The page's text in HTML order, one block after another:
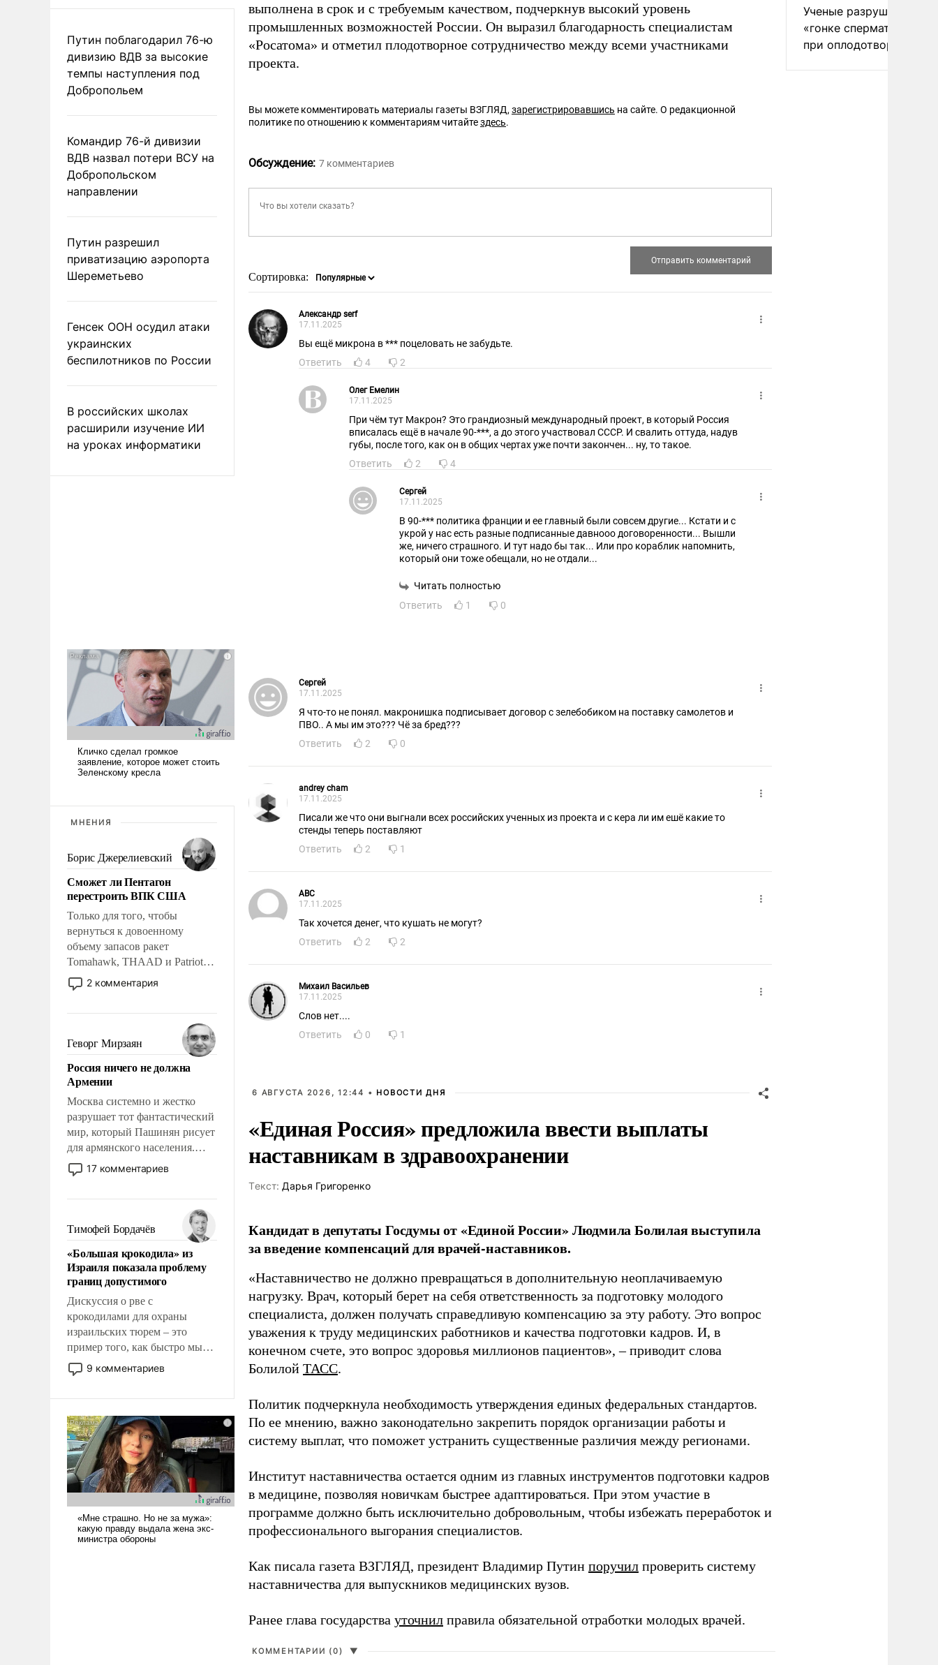
Путин поблагодарил 76-ю
дивизию ВДВ за высокие
темпы наступления под
Добропольем
Командир 76-й дивизии
ВДВ назвал потери ВСУ на
Добропольском
направлении
Путин разрешил
приватизацию аэропорта
Шереметьево
Генсек ООН осудил атаки
украинских
беспилотников по России
В российских школах
расширили изучение ИИ
на уроках информатики
МНЕНИЯ
Борис Джерелиевский
Сможет ли Пентагон
перестроить ВПК США
Только для того, чтобы
вернуться к довоенному
объему запасов ракет
Tomahawk, THAAD и Patriot
США потребуется более трех
лет. Даже небольшая война с
Сложившаяся ситуация
означает многолетний период
уязвимости США, например,
перед Китаем.
2 комментария
Геворг Мирзаян
Россия ничего не должна
Армении
Москва системно и жестко
разрушает тот фантастический
мир, который Пашинян рисует
для армянского населения.
Мир, где политические
прожекты будут безусловно
налогоплательщиков и где
Еревану за свои поступки не
нужно отвечать.
17 комментариев
Тимофей Бордачёв
«Большая крокодила» из
Израиля показала проблему
границ допустимого
Дискуссия о рве с
крокодилами для охраны
израильских тюрем – это
пример того, как быстро мы
двигаемся по пути
революционных изменений.
псевдонаучной фантастики,
стало всерьез обсуждаемой
идеей.
9 комментариев
выполнена в срок и с требуемым качеством, подчеркнув высокий уровень
промышленных возможностей России. Он выразил благодарность специалистам
«Росатома» и отметил плодотворное сотрудничество между всеми участниками
проекта.
Вы можете комментировать материалы газеты ВЗГЛЯД, зарегистрировавшись на сайте. О редакционной
политике по отношению к комментариям читайтездесь.
Обсуждение: 7 комментариев
Сортировка:
Александр serf
17.11.2025
Вы ещё микрона в *** поцеловать не забудьте.
Ответить
4 2
Олег Емелин
17.11.2025
При чём тут Макрон? Это грандиозный международный проект, в который Россия
вписалась ещё в начале 90-***, а до этого участвовал СССР. И свалить оттуда, надув
губы, после того, как он в общих чертах уже почти закончен... ну, то такое.
Ответить
2 4
Сергей
17.11.2025
В 90-*** политика франции и ее главный были совсем другие... Кстати и с
укрой у нас есть разные подписанные давнооо договоренности... Вышли
же, ничего страшного. И тут надо бы так... Или про кораблик напомнить,
который они тоже обещали, но не отдали...
Читать полностью
Ответить
1 0
Сергей
17.11.2025
Я что-то не понял. макронишка подписывает договор с зелебобиком на поставку самолетов и
ПВО.. А мы им это??? Чё за бред???
Ответить
2 0
andrey cham
17.11.2025
Писали же что они выгнали всех российских ученных из проекта и с кера ли им ешё какие то
стенды теперь поставляют
Ответить
2 1
АВС
17.11.2025
Так хочется денег, что кушать не могут?
Ответить
2 2
Михаил Васильев
17.11.2025
Слов нет....
Ответить
0 1
6 АВГУСТА 2026, 12:44 • НОВОСТИ ДНЯ
«Единая Россия» предложила ввести выплаты
наставникам в здравоохранении
Tекст: Дарья Григоренко
Кандидат в депутаты Госдумы от «Единой России» Людмила Болилая выступила
за введение компенсаций для врачей-наставников.
«Наставничество не должно превращаться в дополнительную неоплачиваемую
нагрузку. Врач, который берет на себя ответственность за подготовку молодого
специалиста, должен получать справедливую компенсацию за эту работу. Это вопрос
уважения к труду медицинских работников и качества подготовки кадров. И, в
конечном счете, это вопрос здоровья миллионов пациентов», – приводит слова
Болилой ТАСС.
Политик подчеркнула необходимость утверждения единых федеральных стандартов.
По ее мнению, важно законодательно закрепить порядок организации работы и
систему выплат, что поможет устранить существенные различия между регионами.
Институт наставничества остается одним из главных инструментов подготовки кадров
в медицине, позволяя новичкам быстрее адаптироваться. При этом участие в
программе должно быть исключительно добровольным, чтобы избежать переработок и
профессионального выгорания специалистов.
Как писала газета ВЗГЛЯД, президент Владимир Путин поручил проверить систему
наставничества для выпускников медицинских вузов.
Ранее глава государства уточнил правила обязательной отработки молодых врачей.
КОММЕНТАРИИ (0) ▼
Ученые разрушили миф
«гонке
при оплодотворении